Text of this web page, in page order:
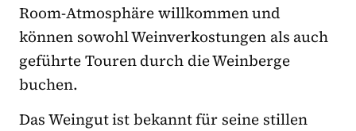
Room-Atmosphäre willkommen und
können sowohl Weinverkostungen als auch
geführte Touren durch die Weinberge
buchen.
Das Weingut ist bekannt für seine stillen